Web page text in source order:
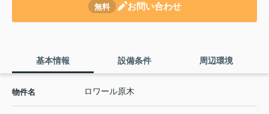
無料 お問い合わせ
基本情報 設備条件 周辺環境
物件名 ロワール原木